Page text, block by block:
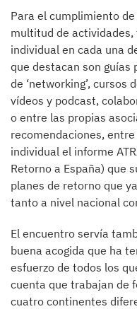
Para el cumplimiento
multitud de
individual en cada una
que destacan son guías
de ‘networking’, cursos
vídeos y podcast,
o entre las propias
recomendaciones,
individual el informe
Retorno a España) que
planes de retorno que
tanto a nivel nacional
El encuentro servía
buena acogida que ha
esfuerzo de todos los
cuenta que trabajan de
cuatro continentes